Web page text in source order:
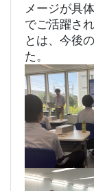
メージが具
でご活躍さ
とは、今後
た。